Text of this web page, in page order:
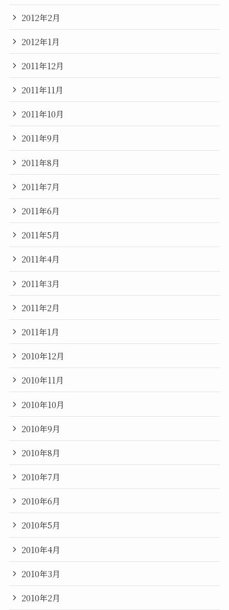
2012年2月
2012年1月
2011年12月
2011年11月
2011年10月
2011年9月
2011年8月
2011年7月
2011年6月
2011年5月
2011年4月
2011年3月
2011年2月
2011年1月
2010年12月
2010年11月
2010年10月
2010年9月
2010年8月
2010年7月
2010年6月
2010年5月
2010年4月
2010年3月
2010年2月